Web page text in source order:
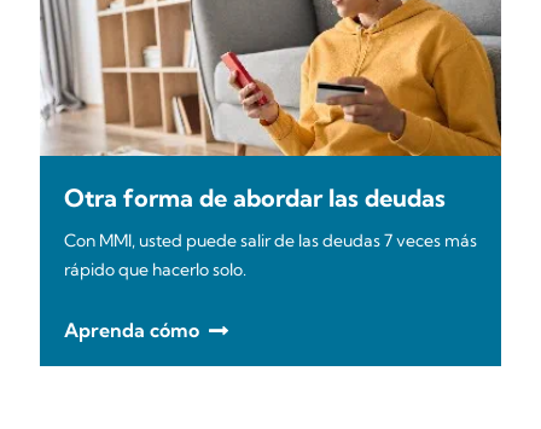
Otra forma de abordar las deudas
Con MMI, usted puede salir de las deudas 7 veces más
rápido que hacerlo solo.
Aprenda cómo